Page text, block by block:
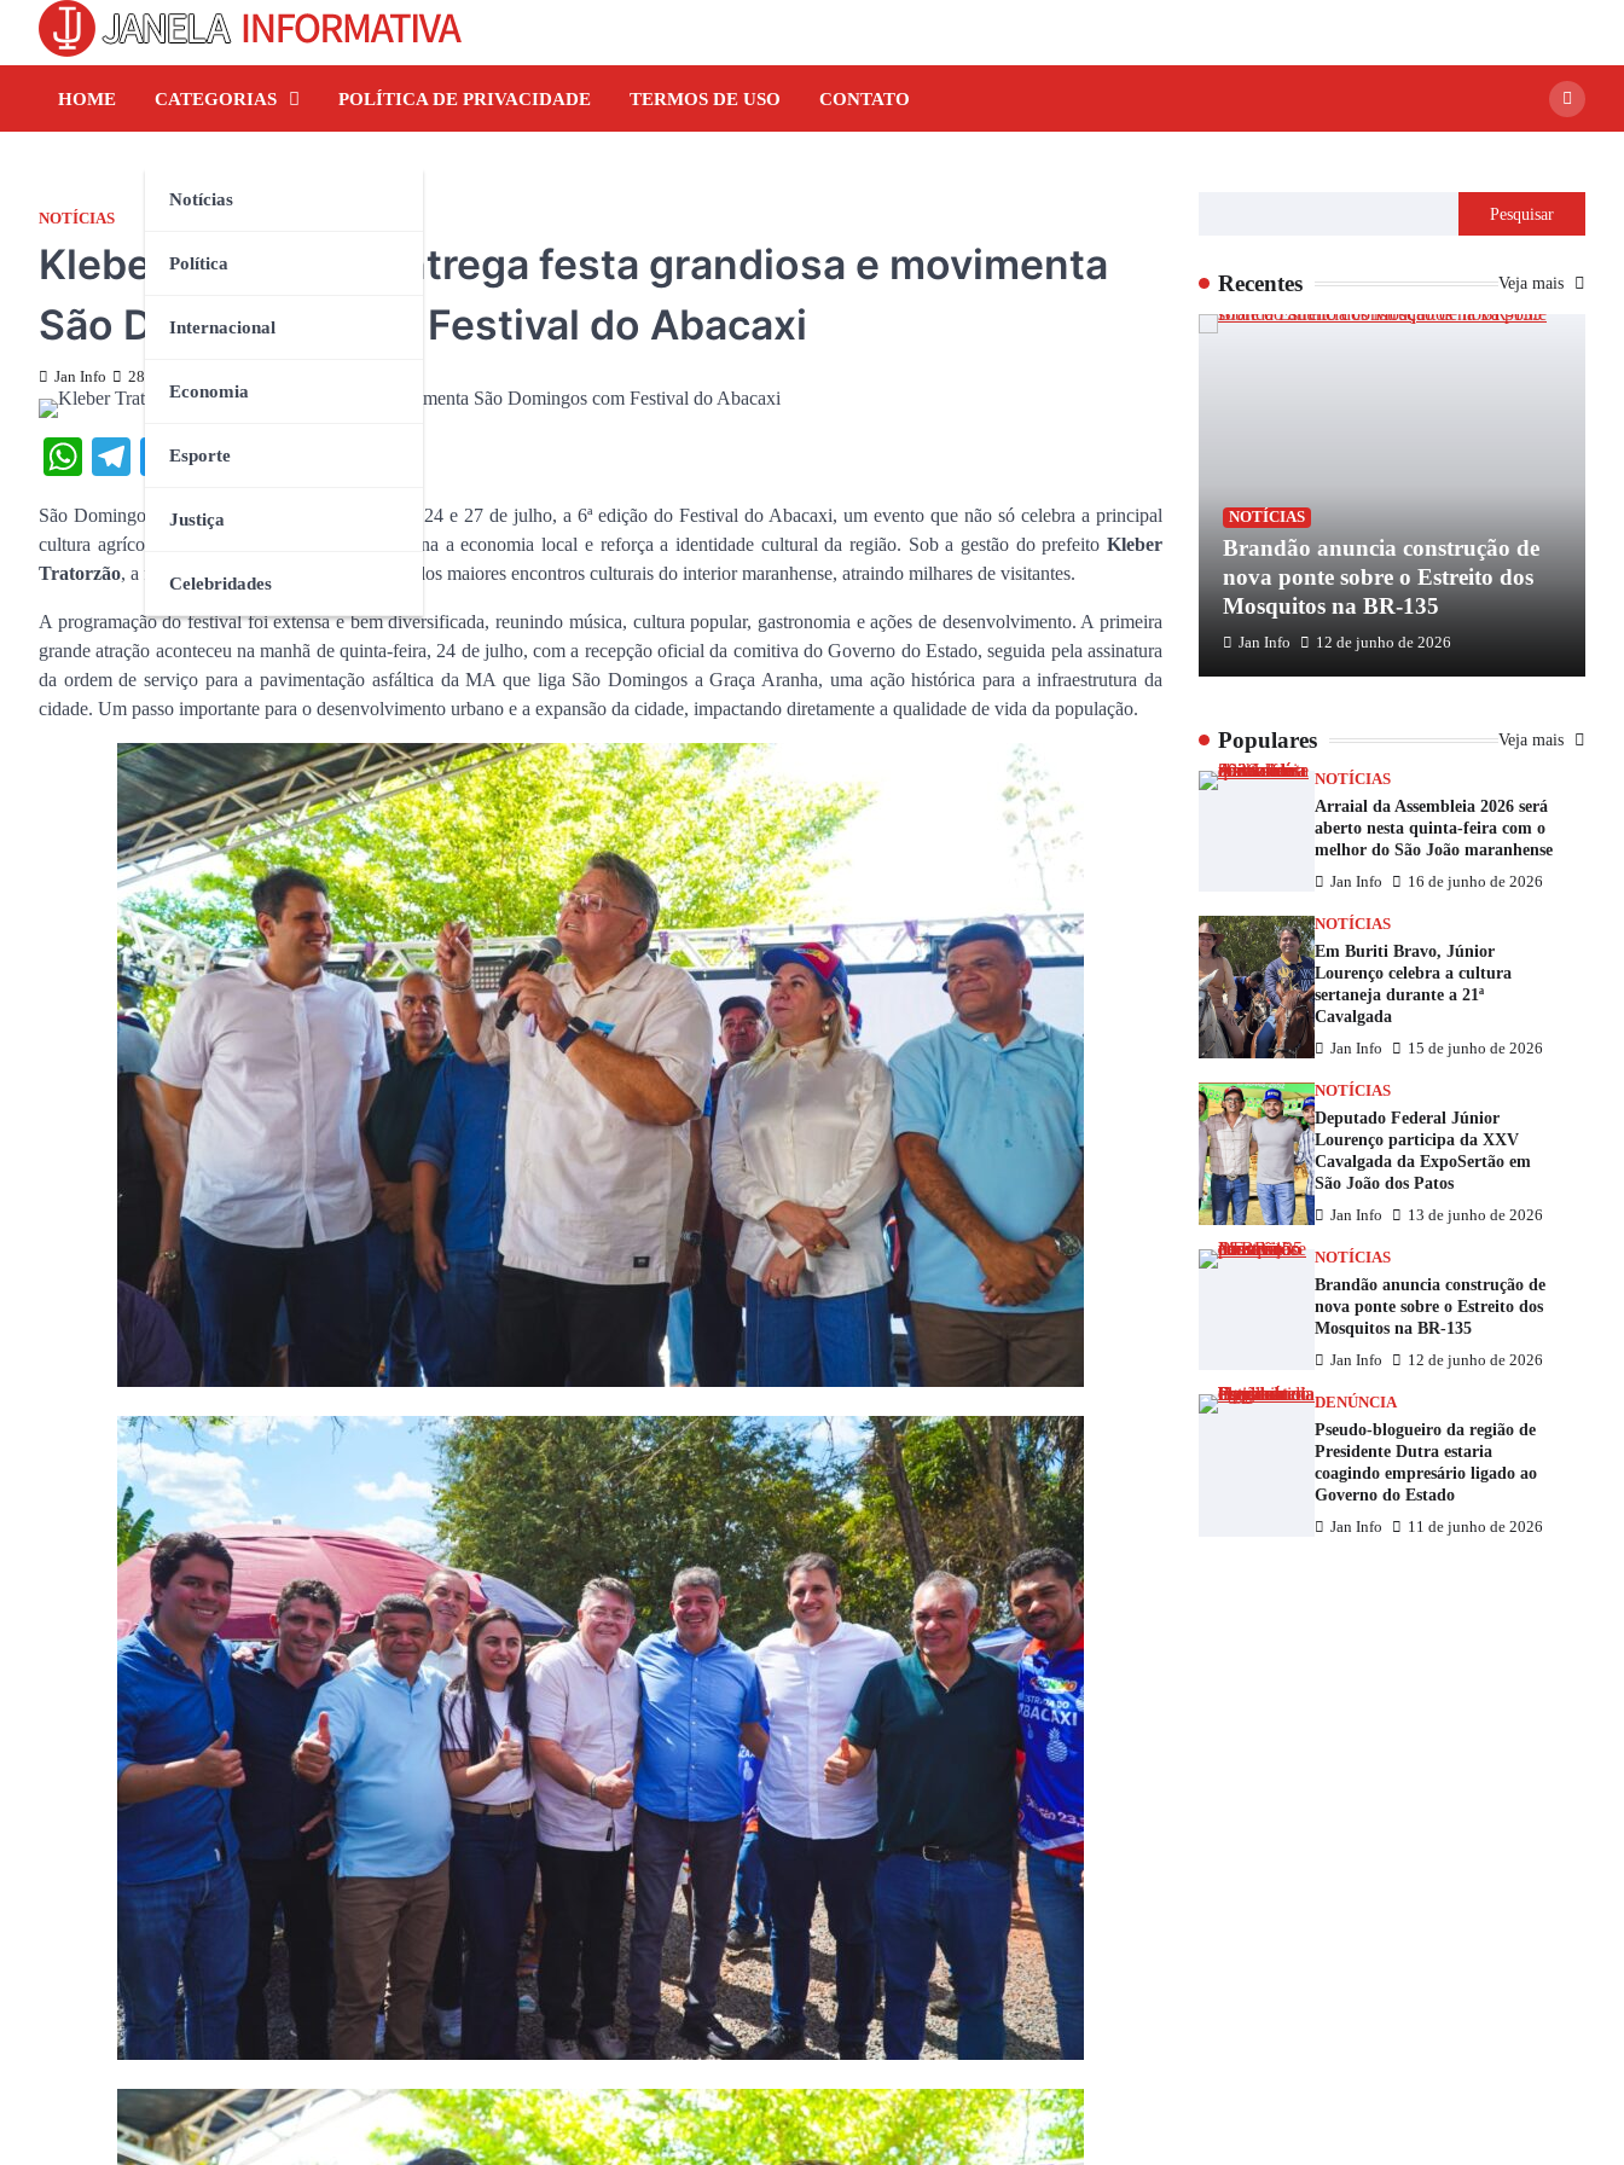
content
HOME CATEGORIAS
Notícias
Política
Internacional
Economia
Esporte
Justiça
Celebridades
POLÍTICA DE PRIVACIDADE TERMOS DE USO CONTATO
NOTÍCIAS
Kleber Tratorzão entrega festa grandiosa e movimenta
São Domingos com Festival do Abacaxi
Jan Info 28 de julho de 2025
WhatsApp
Telegram
TwitterFacebook
São Domingos do Maranhão viveu, entre os dias 24 e 27 de julho, a 6ª edição do Festival do Abacaxi, um evento que não só celebra a principal
cultura agrícola da cidade, mas também impulsiona a economia local e reforça a identidade cultural da região. Sob a gestão do prefeito Kleber
Tratorzão, a festividade se consolidou como um dos maiores encontros culturais do interior maranhense, atraindo milhares de visitantes.
A programação do festival foi extensa e bem diversificada, reunindo música, cultura popular, gastronomia e ações de desenvolvimento. A primeira
grande atração aconteceu na manhã de quinta-feira, 24 de julho, com a recepção oficial da comitiva do Governo do Estado, seguida pela assinatura
da ordem de serviço para a pavimentação asfáltica da MA que liga São Domingos a Graça Aranha, uma ação histórica para a infraestrutura da
cidade. Um passo importante para o desenvolvimento urbano e a expansão da cidade, impactando diretamente a qualidade de vida da população.
Pesquisar
Recentes Veja mais
NOTÍCIAS
Orleans Brandão recebe apoio de
Marcos Castro em grande
11 de junho de 2026
NOTÍCIAS
Brandão anuncia construção de
nova ponte sobre o Estreito dos
Mosquitos na BR-135
Jan Info 12 de junho de 2026
Populares Veja mais
NOTÍCIAS
Arraial da Assembleia 2026 será
aberto nesta quinta-feira com o
melhor do São João maranhense
Jan Info 16 de junho de 2026
NOTÍCIAS
Em Buriti Bravo, Júnior
Lourenço celebra a cultura
sertaneja durante a 21ª
Cavalgada
Jan Info 15 de junho de 2026
NOTÍCIAS
Deputado Federal Júnior
Lourenço participa da XXV
Cavalgada da ExpoSertão em
São João dos Patos
Jan Info 13 de junho de 2026
NOTÍCIAS
Brandão anuncia construção de
nova ponte sobre o Estreito dos
Mosquitos na BR-135
Jan Info 12 de junho de 2026
DENÚNCIA
Pseudo-blogueiro da região de
Presidente Dutra estaria
coagindo empresário ligado ao
Governo do Estado
Jan Info 11 de junho de 2026